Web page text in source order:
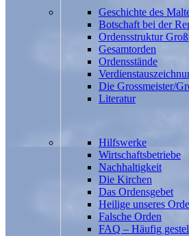
Geschichte des
Botschaft bei der
Ordensstruktur
Gesamtorden
Ordensstände
Die Grossmeister/
Literatur
Hilfswerke
Wirtschaftsbetriebe
Nachhaltigkeit
Die Kirchen
Das Ordensgebet
Heilige unseres
Falsche Orden
FAQ – Häufig